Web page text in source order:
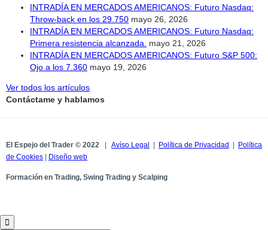
INTRADÍA EN MERCADOS AMERICANOS: Futuro Nasdaq:
Throw-back en los 29.750 mayo 26, 2026
INTRADÍA EN MERCADOS AMERICANOS: Futuro Nasdaq:
Primera resistencia alcanzada.
mayo 21, 2026
INTRADÍA EN MERCADOS AMERICANOS: Futuro S&P 500:
Ojo a los 7.360 mayo 19, 2026
Ver todos los artículos
Contáctame y hablamos
El Espejo del Trader © 2022 Avíso Legal Política de Privacidad
Política
de Cookies
Diseño web
Formación en Trading, Swing Trading y Scalping
